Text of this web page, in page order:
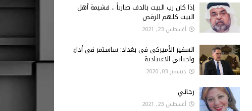
إذا كان رب البيت بالدف ضارباً .. فشيمة أهل
البيت كلهم الرقص
أغسطس 23, 2021
السفير الأميركي في بغداد: ساستمر في أداءِ
واجباتي الاعتيادية
ديسمبر 03, 2020
رجائي
أغسطس 23, 2021